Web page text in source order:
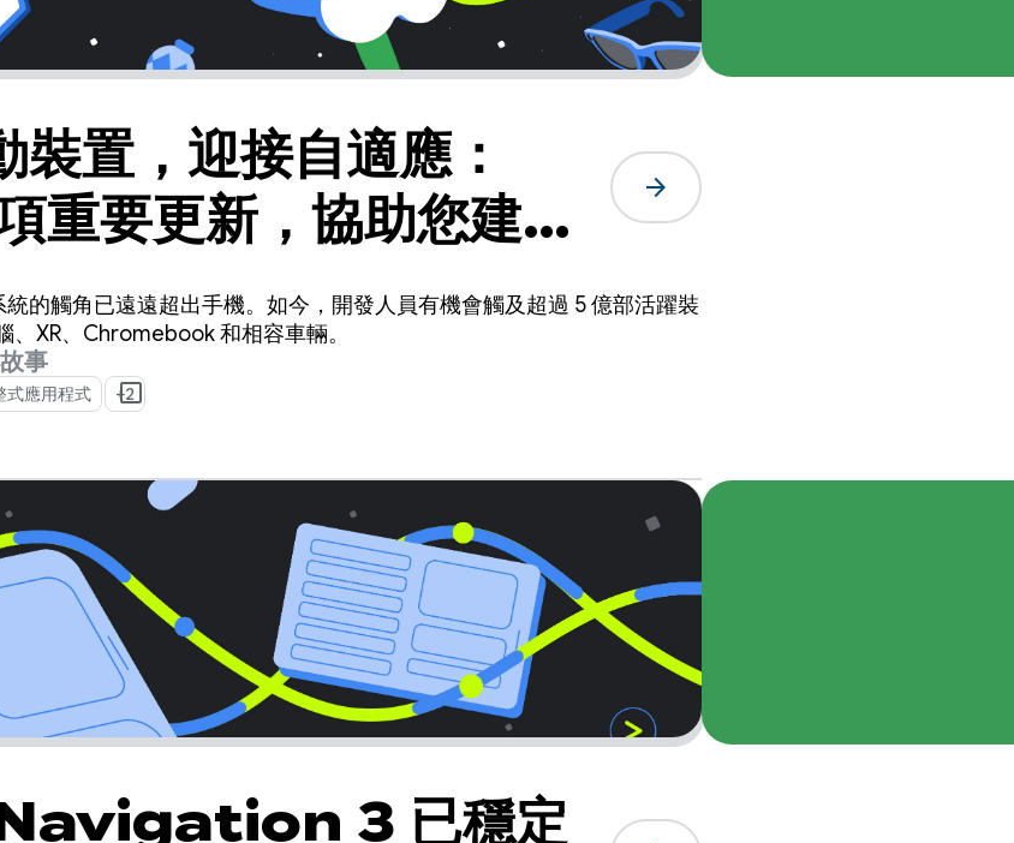
裝置，迎接自適應：
要更新，協助您建構
式
arrow_forward
的觸角已遠遠超出手機。如今，開發人員有機會觸及超過 5 億部活躍裝
XR、Chromebook 和相容車輛。
事
式應用程式 +2
3 已穩定